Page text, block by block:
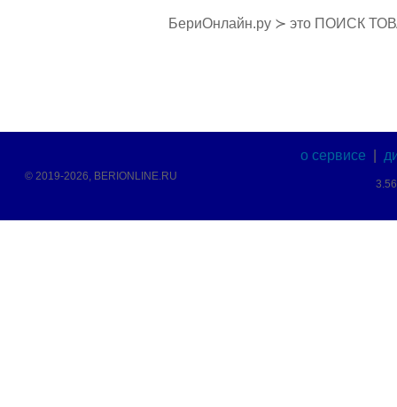
БериОнлайн.ру ≻ это ПОИСК
© 2019-2026, BERIONLINE.RU
о сервисе